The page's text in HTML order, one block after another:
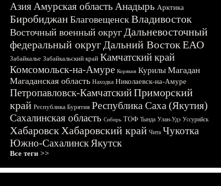
АзияАмурская область Анадырь Арктика
БиробиджанБлаговещенскВладивосток
Восточный военный округДальневосточный
федеральный округДальний ВостокЕАО
Забайкалье Забайкальский край Камчатский край
Комсомольск-на-Амуре Корякия Курилы Магадан
Магаданская область Находка Николаевск-на-Амуре
Петропавловск-КамчатскийПриморский
край Республика Бурятия Республика Саха (Якутия)
Сахалинская область Сибирь ТОФ Тында Улан-Удэ Уссурийск
ХабаровскХабаровский край Чита Чукотка
Южно-СахалинскЯкутск
Все теги >>